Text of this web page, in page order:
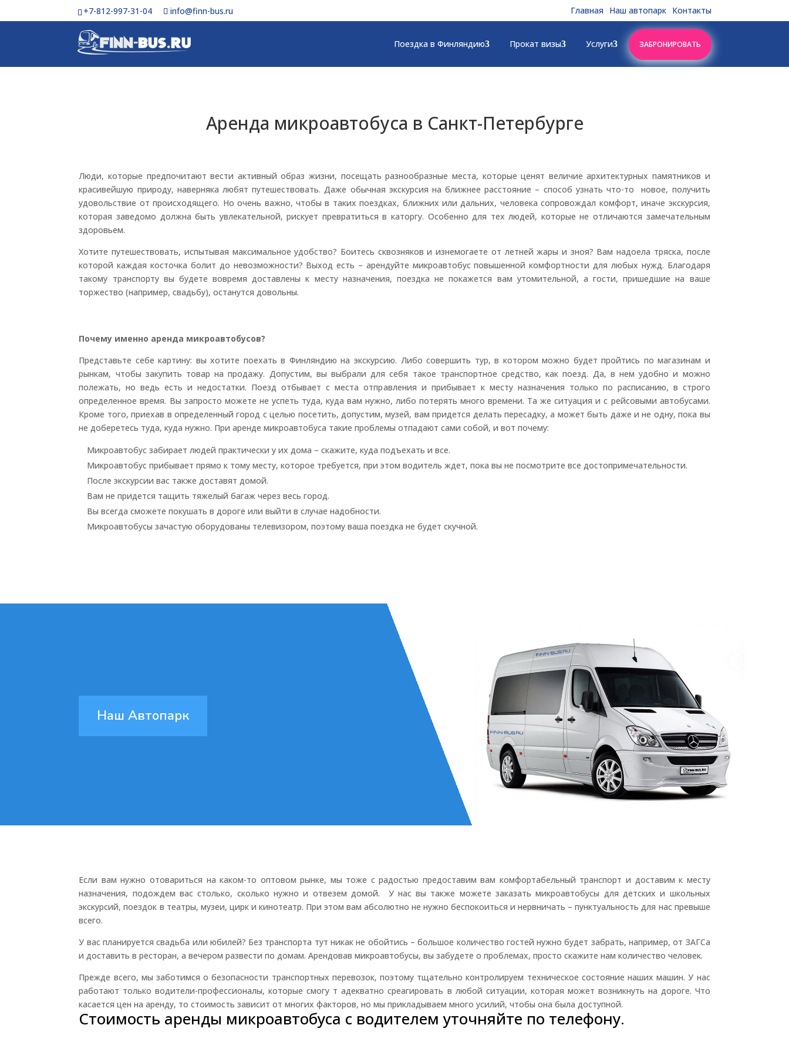
+7-812-997-31-04 info@finn-bus.ru Главная Наш автопарк Контакты
Поездка в Финляндию Прокат визы Услуги ЗАБРОНИРОВАТЬ
Аренда микроавтобуса в Санкт-Петербурге
Люди, которые предпочитают вести активный образ жизни, посещать разнообразные места, которые ценят величие архитектурных памятников и
красивейшую природу, наверняка любят путешествовать. Даже обычная экскурсия на ближнее расстояние – способ узнать что-то новое, получить
удовольствие от происходящего. Но очень важно, чтобы в таких поездках, ближних или дальних, человека сопровождал комфорт, иначе экскурсия,
которая заведомо должна быть увлекательной, рискует превратиться в каторгу. Особенно для тех людей, которые не отличаются замечательным
здоровьем.
Хотите путешествовать, испытывая максимальное удобство? Боитесь сквозняков и изнемогаете от летней жары и зноя? Вам надоела тряска, после
которой каждая косточка болит до невозможности? Выход есть – арендуйте микроавтобус повышенной комфортности для любых нужд. Благодаря
такому транспорту вы будете вовремя доставлены к месту назначения, поездка не покажется вам утомительной, а гости, пришедшие на ваше
торжество (например, свадьбу), останутся довольны.
Почему именно аренда микроавтобусов?
Представьте себе картину: вы хотите поехать в Финляндию на экскурсию. Либо совершить тур, в котором можно будет пройтись по магазинам и
рынкам, чтобы закупить товар на продажу. Допустим, вы выбрали для себя такое транспортное средство, как поезд. Да, в нем удобно и можно
полежать, но ведь есть и недостатки. Поезд отбывает с места отправления и прибывает к месту назначения только по расписанию, в строго
определенное время. Вы запросто можете не успеть туда, куда вам нужно, либо потерять много времени. Та же ситуация и с рейсовыми автобусами.
Кроме того, приехав в определенный город с целью посетить, допустим, музей, вам придется делать пересадку, а может быть даже и не одну, пока вы
не доберетесь туда, куда нужно. При аренде микроавтобуса такие проблемы отпадают сами собой, и вот почему:
Микроавтобус забирает людей практически у их дома – скажите, куда подъехать и все.
Микроавтобус прибывает прямо к тому месту, которое требуется, при этом водитель ждет, пока вы не посмотрите все достопримечательности.
После экскурсии вас также доставят домой.
Вам не придется тащить тяжелый багаж через весь город.
Вы всегда сможете покушать в дороге или выйти в случае надобности.
Микроавтобусы зачастую оборудованы телевизором, поэтому ваша поездка не будет скучной.
Наш Автопарк
Если вам нужно отовариться на каком-то оптовом рынке, мы тоже с радостью предоставим вам комфортабельный транспорт и доставим к месту
назначения, подождем вас столько, сколько нужно и отвезем домой. У нас вы также можете заказать микроавтобусы для детских и школьных
экскурсий, поездок в театры, музеи, цирк и кинотеатр. При этом вам абсолютно не нужно беспокоиться и нервничать – пунктуальность для нас превыше
всего.
У вас планируется свадьба или юбилей? Без транспорта тут никак не обойтись – большое количество гостей нужно будет забрать, например, от ЗАГСа
и доставить в ресторан, а вечером развести по домам. Арендовав микроавтобусы, вы забудете о проблемах, просто скажите нам количество человек.
Прежде всего, мы заботимся о безопасности транспортных перевозок, поэтому тщательно контролируем техническое состояние наших машин. У нас
работают только водители-профессионалы, которые смогу т адекватно среагировать в любой ситуации, которая может возникнуть на дороге. Что
касается цен на аренду, то стоимость зависит от многих факторов, но мы прикладываем много усилий, чтобы она была доступной.
Стоимость аренды микроавтобуса с водителем уточняйте по телефону.